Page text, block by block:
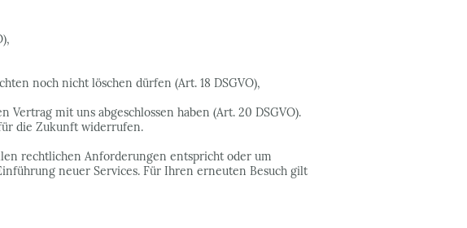
noch nicht löschen dürfen (Art. 18 DSGVO),
mit uns abgeschlossen haben (Art. 20 DSGVO).
die Zukunft widerrufen.
rechtlichen Anforderungen entspricht oder um
neuer Services. Für Ihren erneuten Besuch gilt